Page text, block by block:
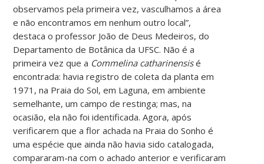
observamos pela primeira vez, vasculhamos a área
e não encontramos em nenhum outro local”,
destaca o professor João de Deus Medeiros, do
Departamento de Botânica da UFSC. Não é a
primeira vez que a Commelina catharinensisé
encontrada: havia registro de coleta da planta em
1971, na Praia do Sol, em Laguna, em ambiente
semelhante, um campo de restinga; mas, na
ocasião, ela não foi identificada. Agora, após
verificarem que a flor achada na Praia do Sonho é
uma espécie que ainda não havia sido catalogada,
compararam-na com o achado anterior e verificaram